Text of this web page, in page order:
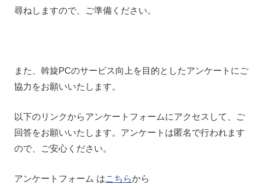
尋ねしますので、ご準備ください。
また、斡旋PCのサービス向上を目的としたアンケートにご
協力をお願いいたします。
以下のリンクからアンケートフォームにアクセスして、ご
回答をお願いいたします。アンケートは匿名で行われます
ので、ご安心ください。
アンケートフォーム はこちらから